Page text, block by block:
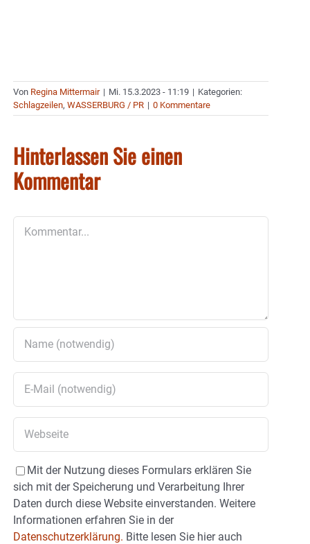
Von Regina Mittermair | Mi. 15.3.2023 - 11:19 | Kategorien:
Schlagzeilen, WASSERBURG / PR | 0 Kommentare
Hinterlassen Sie einen
Kommentar
Mit der Nutzung dieses Formulars erklären Sie
sich mit der Speicherung und Verarbeitung Ihrer
Daten durch diese Website einverstanden. Weitere
Informationen erfahren Sie in der
Datenschutzerklärung. Bitte lesen Sie hier auch